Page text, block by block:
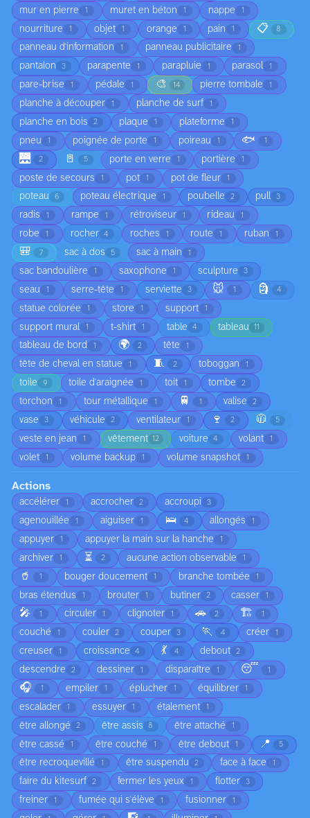
mur en pierre 1 muret en béton 1 nappe 1
nourriture 1 objet 1 orange 1 pain 1 📋 8
panneau d'information 1 panneau publicitaire 1
pantalon 3 parapente 1 parapluie 1 parasol 1
pare-brise 1 pédale 1 🎨 14 pierre tombale 1
planche à découper 1 planche de surf 1
planche en bois 2 plaque 1 plateforme 1
pneu 1 poignée de porte 1 poireau 1 🐟 1
🌉 2 🚪 5 porte en verre 1 portière 1
poste de secours 1 pot 1 pot de fleur 1
poteau 6 poteau électrique 1 poubelle 2 pull 3
radis 1 rampe 1 rétroviseur 1 rideau 1
robe 1 rocher 4 roches 1 route 1 ruban 1
🎒 7 sac à dos 5 sac à main 1
sac bandoulière 1 saxophone 1 sculpture 3
seau 1 serre-tête 1 serviette 3 🐭 1 🗿 4
statue colorée 1 store 1 support 1
support mural 1 t-shirt 1 table 4 tableau 11
tableau de bord 1 🌍 2 tête 1
tête de cheval en statue 1 🧵 2 toboggan 1
toile 9 toile d'araignée 1 toit 1 tombe 2
torchon 1 tour métallique 1 🚆 1 valise 2
vase 3 véhicule 2 ventilateur 1 🍷 2 🧥 5
veste en jean 1 vêtement 12 voiture 4 volant 1
volet 1 volume backup 1 volume snapshot 1
Actions
accélérer 1 accrocher 2 accroupi 3
agenouillée 1 aiguiser 1 🛌 4 allongés 1
appuyer 1 appuyer la main sur la hanche 1
archiver 1 ⏳ 2 aucune action observable 1
🥤 1 bouger doucement 1 branche tombée 1
bras étendus 1 brouter 1 butiner 2 casser 1
🎤 1 circuler 1 clignoter 1 🚗 2 🏗️ 1
couché 1 couler 2 couper 3 🏃 4 créer 1
creuser 1 croissance 4 💃 4 debout 2
descendre 2 dessiner 1 disparaître 1 😴 1
🎧 1 empiler 1 éplucher 1 équilibrer 1
escalader 1 essuyer 1 étalement 1
être allongé 2 être assis 8 être attaché 1
être cassé 1 être couché 1 être debout 1 📍 5
être recroquevillé 1 être suspendu 2 face à face 1
faire du kitesurf 2 fermer les yeux 1 flotter 3
freiner 1 fumée qui s'élève 1 fusionner 1